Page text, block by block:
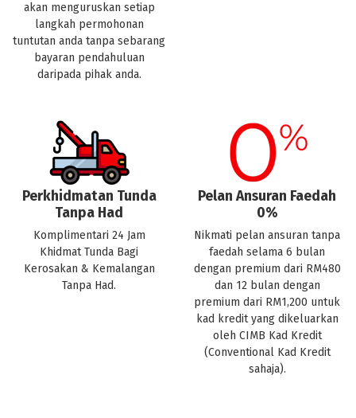
akan menguruskan setiap
langkah permohonan
tuntutan anda tanpa sebarang
bayaran pendahuluan
daripada pihak anda.
Perkhidmatan Tunda
Tanpa Had
Komplimentari 24 Jam
Khidmat Tunda Bagi
Kerosakan & Kemalangan
Tanpa Had.
Pelan Ansuran Faedah
0%
Nikmati pelan ansuran tanpa
faedah selama 6 bulan
dengan premium dari RM480
dan 12 bulan dengan
premium dari RM1,200 untuk
kad kredit yang dikeluarkan
oleh CIMB Kad Kredit
(Conventional Kad Kredit
sahaja).